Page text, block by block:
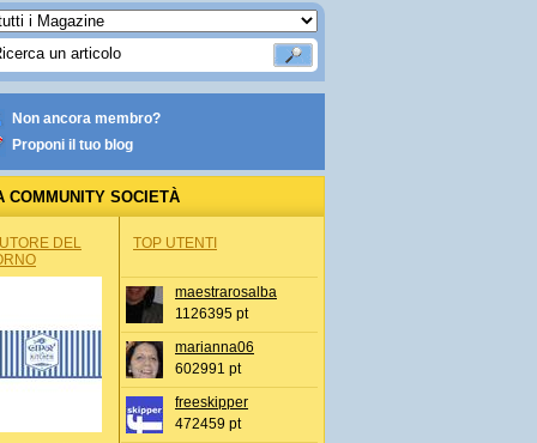
Non ancora membro?
Proponi il tuo blog
COMMUNITY SOCIETÀ
DEL
TOP UTENTI
maestrarosalba
1126395 pt
marianna06
602991 pt
freeskipper
472459 pt